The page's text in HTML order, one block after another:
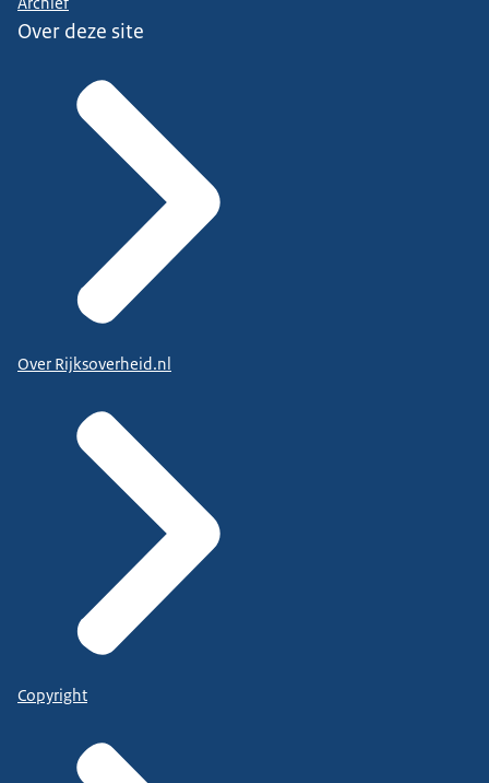
Over deze site
Over Rijksoverheid.nl
Copyright